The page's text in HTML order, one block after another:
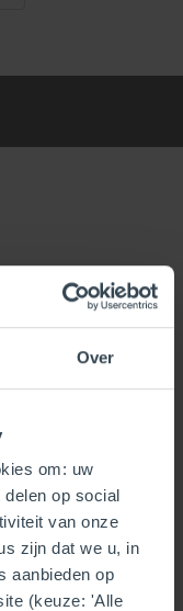
Over
om: uw
op social
van onze
zijn dat we u, in
aanbieden op
(keuze: 'Alle
Increaser